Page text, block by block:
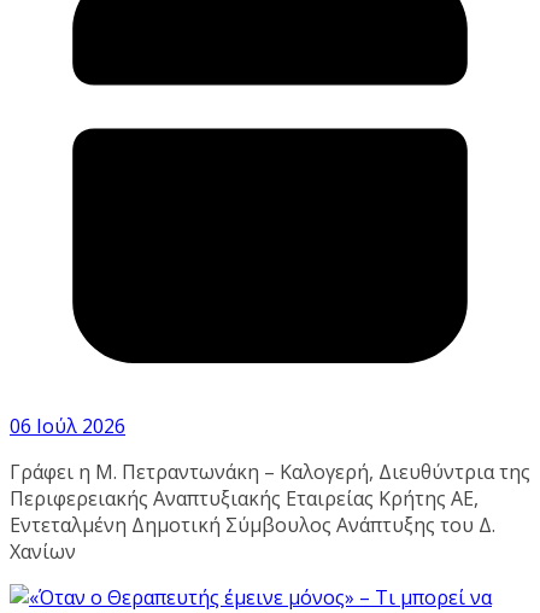
06 Ιούλ 2026
Γράφει η Μ. Πετραντωνάκη – Καλογερή, Διευθύντρια της
Περιφερειακής Αναπτυξιακής Εταιρείας Κρήτης ΑΕ,
Εντεταλμένη Δημοτική Σύμβουλος Ανάπτυξης του Δ.
Χανίων